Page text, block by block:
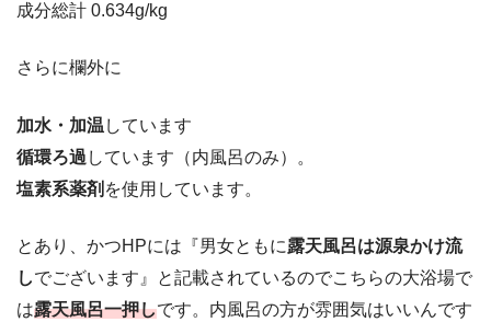
成分総計 0.634g/kg
さらに欄外に
加水・加温 しています
循環ろ過 しています（内風呂のみ）。
塩素系薬剤 を使用しています。
とあり、かつHPには『男女ともに露天風呂は源泉かけ流
しでございます』と記載されているのでこちらの大浴場で
は露天風呂一押しです。内風呂の方が雰囲気はいいんです